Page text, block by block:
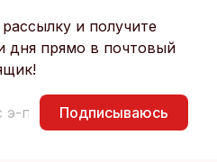
и получите
дня прямо в почтовый
Подписываюсь